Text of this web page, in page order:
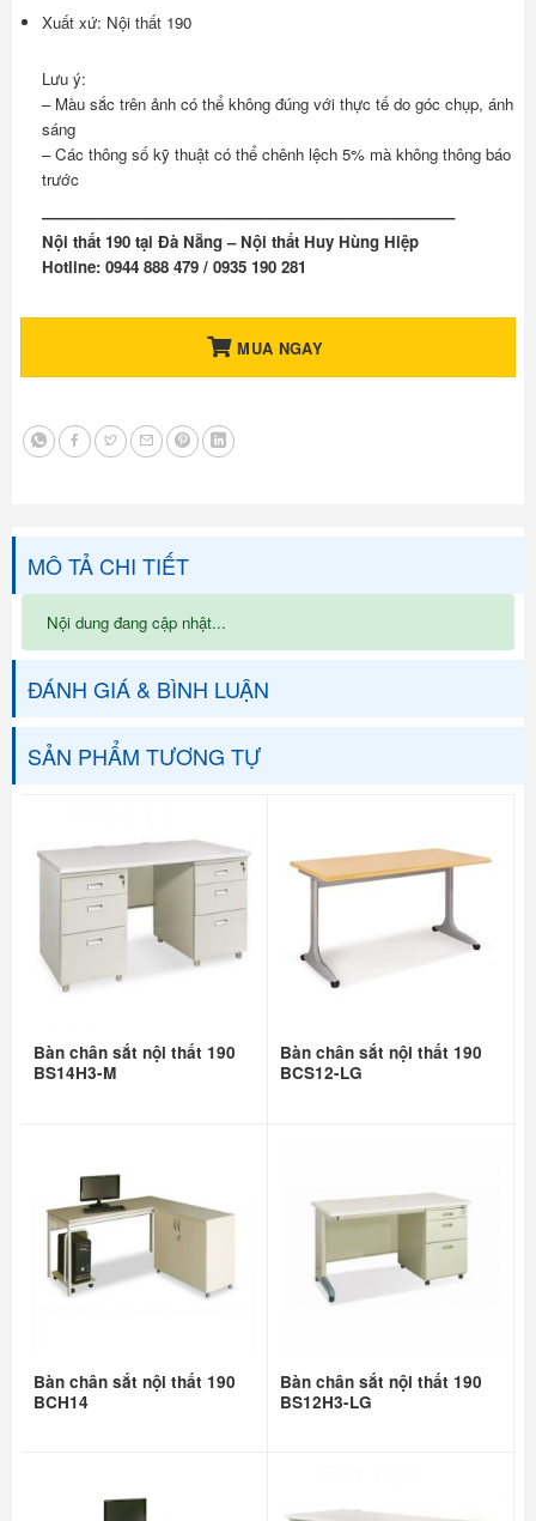
Xuất xứ: Nội thất 190
Lưu ý:
– Màu sắc trên ảnh có thể không đúng với thực tế do góc chụp, ánh
sáng
– Các thông số kỹ thuật có thể chênh lệch 5% mà không thông báo
trước
——————————————————————————–
Nội thất 190 tại Đà Nẵng – Nội thất Huy Hùng Hiệp
Hotline: 0944 888 479 / 0935 190 281
MUA NGAY
MÔ TẢ CHI TIẾT
Nội dung đang cập nhật...
ĐÁNH GIÁ & BÌNH LUẬN
SẢN PHẨM TƯƠNG TỰ
Bàn chân sắt nội thất 190
BS14H3-M
Bàn chân sắt nội thất 190
BCS12-LG
Bàn chân sắt nội thất 190
BCH14
Bàn chân sắt nội thất 190
BS12H3-LG